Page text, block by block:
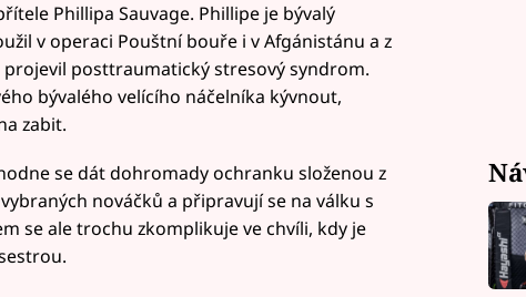
Phillipa Sauvage. Phillipe je bývalý
v operaci Pouštní bouře i v Afgánistánu a z
posttraumatický stresový syndrom.
bývalého velícího náčelníka kývnout,
zabit.
se dát dohromady ochranku složenou z
nováčků a připravují se na válku s
se ale trochu zkomplikuje ve chvíli, kdy je